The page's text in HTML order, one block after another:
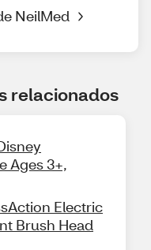
NeilMed
relacionados
Ages 3+,
Electric
Brush Head